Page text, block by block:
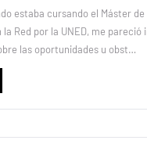
estaba cursando el Máster
la Red por la UNED, me pareció
las oportunidades u obst…